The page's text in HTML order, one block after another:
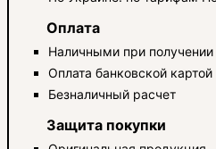
Оплата
Наличными при получении
Оплата банковской картой
Безналичный расчет
Защита покупки